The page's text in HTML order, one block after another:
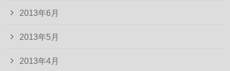
2013年6月
2013年5月
2013年4月